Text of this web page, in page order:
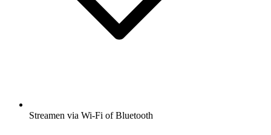
Streamen via Wi-Fi of Bluetooth